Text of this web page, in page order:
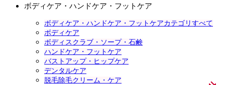
ボディケア・ハンドケア・フットケア
ボディケア・ハンドケア・フットケアカテゴリすべて
ボディケア
ボディスクラブ・ソープ・石鹸
ハンドケア・フットケア
バストアップ・ヒップケア
デンタルケア
脱毛除毛クリーム・ケア